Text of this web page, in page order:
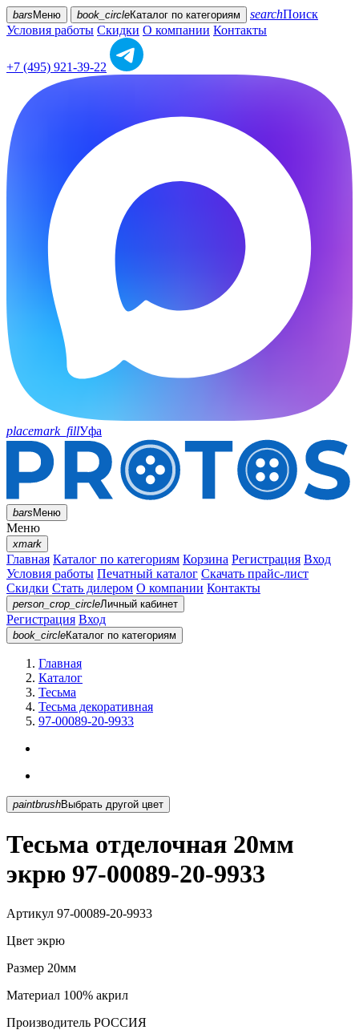
bars Меню book_circleКаталог по категориям searchПоиск
Условия работы Скидки О компании Контакты
+7 (495) 921-39-22
placemark_fillУфа
barsМеню
Меню
xmark
Главная Каталог по категориям Корзина Регистрация Вход
Условия работы Печатный каталог Скачать прайс-лист
Скидки Стать дилером О компании Контакты
person_crop_circleЛичный кабинет
Регистрация Вход
book_circleКаталог по категориям
Главная
Каталог
Тесьма
Тесьма декоративная
97-00089-20-9933
paintbrush Выбрать другой цвет
Тесьма отделочная 20мм
экрю 97-00089-20-9933
Артикул 97-00089-20-9933
Цвет экрю
Размер 20мм
Материал 100% акрил
Производитель РОССИЯ